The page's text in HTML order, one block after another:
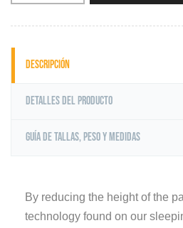
Descripción
Detalles del producto
Guía de tallas, peso y medidas
By reducing the height of the
technology found on our